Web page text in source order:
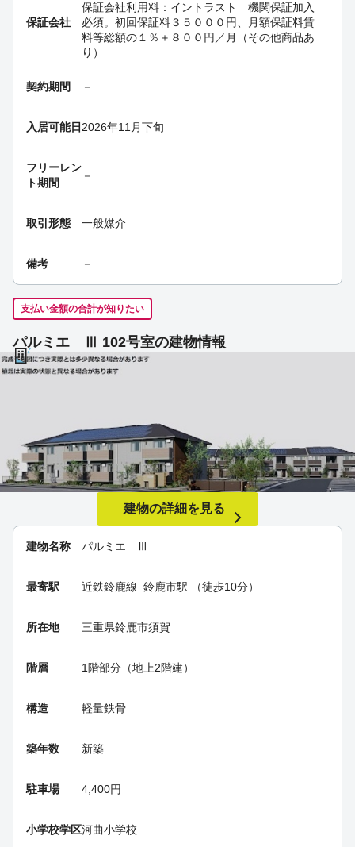
保証会社
保証会社利用料：イントラスト 機関保証加入
必須。初回保証料３５０００円、月額保証料賃
料等総額の１％＋８００円／月（その他商品あ
り）
契約期間 －
入居可能日2026年11月下旬
フリーレン
ト期間
－
取引形態 一般媒介
備考 －
支払い金額の合計が知りたい
パルミエ Ⅲ 102号室の建物情報
建物名称 パルミエ Ⅲ
最寄駅 近鉄鈴鹿線 鈴鹿市駅 （徒歩10分）
所在地 三重県鈴鹿市須賀
階層 1階部分（地上2階建）
構造 軽量鉄骨
築年数 新築
駐車場 4,400円
小学校学区河曲小学校
建物の詳細を見る